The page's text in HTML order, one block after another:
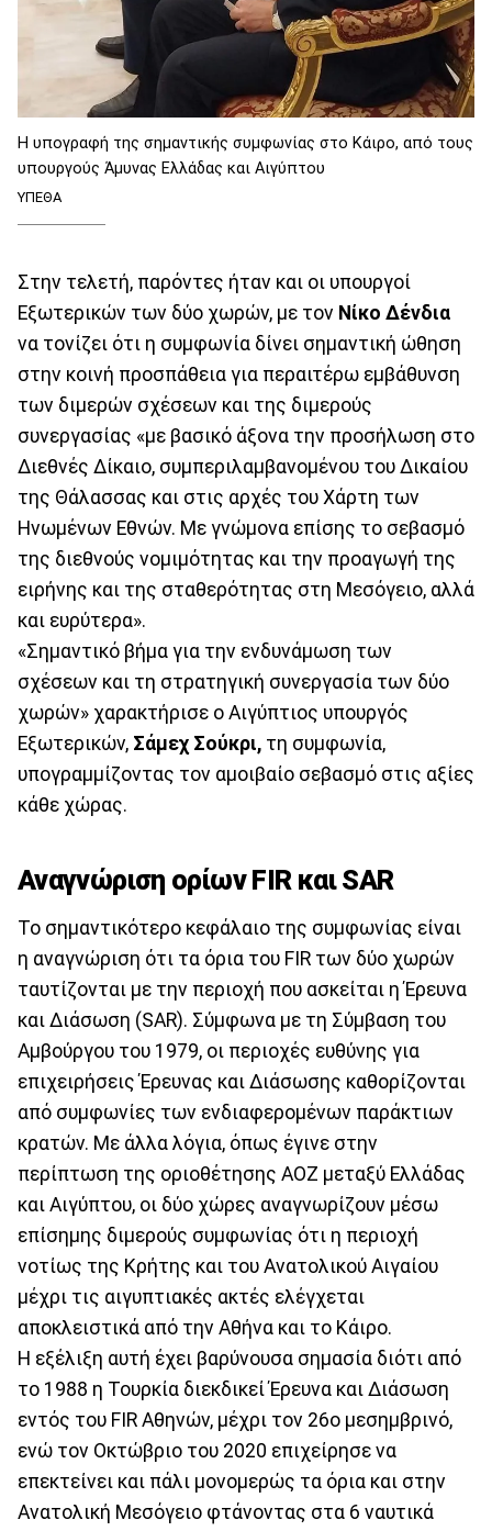
Η υπογραφή της σημαντικής συμφωνίας στο Κάιρο, από τους
υπουργούς Άμυνας Ελλάδας και Αιγύπτου
ΥΠΕΘΑ
Στην τελετή, παρόντες ήταν και οι υπουργοί
Εξωτερικών των δύο χωρών, με τον Νίκο Δένδια
να τονίζει ότι η συμφωνία δίνει σημαντική ώθηση
στην κοινή προσπάθεια για περαιτέρω εμβάθυνση
των διμερών σχέσεων και της διμερούς
συνεργασίας «με βασικό άξονα την προσήλωση στο
Διεθνές Δίκαιο, συμπεριλαμβανομένου του Δικαίου
της Θάλασσας και στις αρχές του Χάρτη των
Ηνωμένων Εθνών. Με γνώμονα επίσης το σεβασμό
της διεθνούς νομιμότητας και την προαγωγή της
ειρήνης και της σταθερότητας στη Μεσόγειο, αλλά
και ευρύτερα».
«Σημαντικό βήμα για την ενδυνάμωση των
σχέσεων και τη στρατηγική συνεργασία των δύο
χωρών» χαρακτήρισε ο Αιγύπτιος υπουργός
Εξωτερικών, Σάμεχ Σούκρι, τη συμφωνία,
υπογραμμίζοντας τον αμοιβαίο σεβασμό στις αξίες
κάθε χώρας.
Αναγνώριση ορίων FIR και SAR
Το σημαντικότερο κεφάλαιο της συμφωνίας είναι
η αναγνώριση ότι τα όρια του FIR των δύο χωρών
ταυτίζονται με την περιοχή που ασκείται η Έρευνα
και Διάσωση (SAR). Σύμφωνα με τη Σύμβαση του
Αμβούργου του 1979, οι περιοχές ευθύνης για
επιχειρήσεις Έρευνας και Διάσωσης καθορίζονται
από συμφωνίες των ενδιαφερομένων παράκτιων
κρατών. Με άλλα λόγια, όπως έγινε στην
περίπτωση της οριοθέτησης ΑΟΖ μεταξύ Ελλάδας
και Αιγύπτου, οι δύο χώρες αναγνωρίζουν μέσω
επίσημης διμερούς συμφωνίας ότι η περιοχή
νοτίως της Κρήτης και του Ανατολικού Αιγαίου
μέχρι τις αιγυπτιακές ακτές ελέγχεται
αποκλειστικά από την Αθήνα και το Κάιρο.
Η εξέλιξη αυτή έχει βαρύνουσα σημασία διότι από
το 1988 η Τουρκία διεκδικεί Έρευνα και Διάσωση
εντός του FIR Αθηνών, μέχρι τον 26ο μεσημβρινό,
ενώ τον Οκτώβριο του 2020 επιχείρησε να
επεκτείνει και πάλι μονομερώς τα όρια και στην
Ανατολική Μεσόγειο φτάνοντας στα 6 ναυτικά